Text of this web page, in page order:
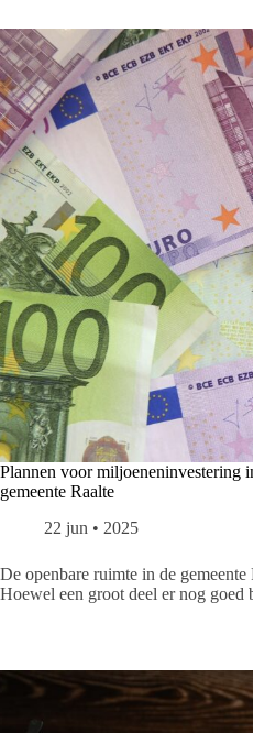
Plannen voor miljoeneninvestering
gemeente Raalte
22 jun • 2025
De openbare ruimte in de
Hoewel een groot deel er nog